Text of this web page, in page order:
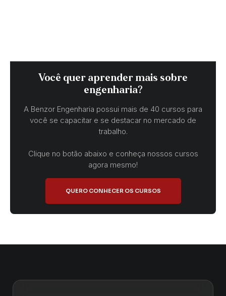
Você quer aprender mais sobre
engenharia?
A Benzor Engenharia possui mais de 40 cursos para
você se capacitar e se destacar no mercado de
trabalho.
Clique no botão abaixo e conheça nossos cursos
agora mesmo!
QUERO CONHECER OS CURSOS